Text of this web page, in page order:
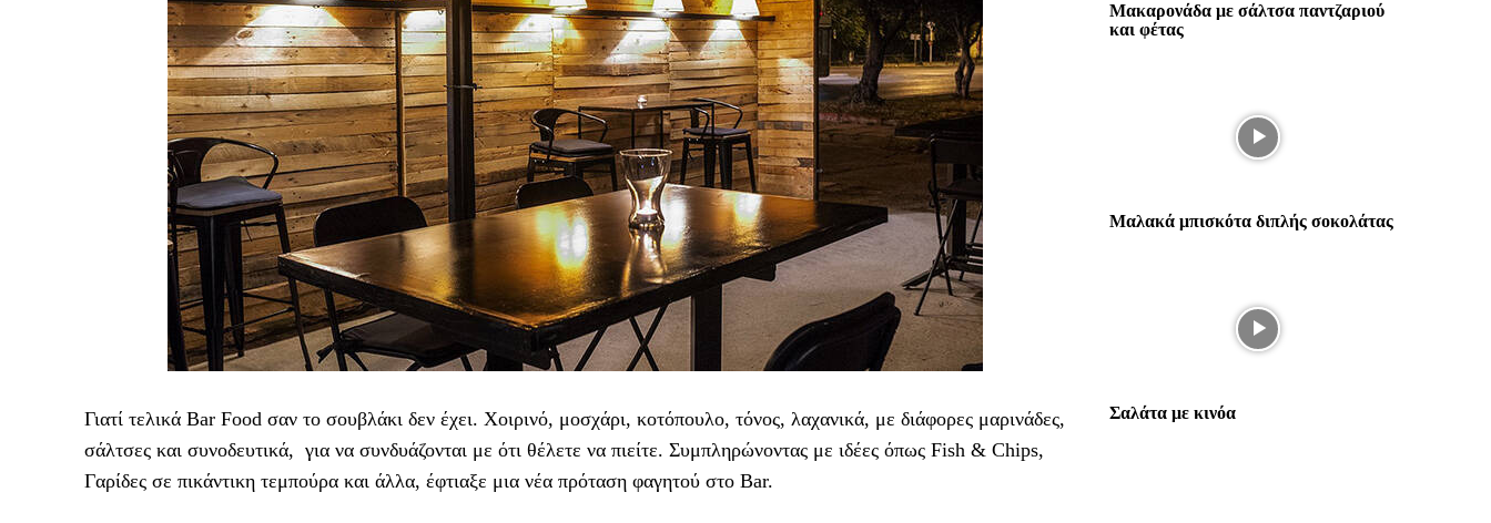
Γιατί τελικά Bar Food σαν το σουβλάκι δεν έχει. Χοιρινό, μοσχάρι, κοτόπουλο, τόνος, λαχανικά, με διάφορες μαρινάδες,
σάλτσες και συνοδευτικά, για να συνδυάζονται με ότι θέλετε να πιείτε. Συμπληρώνοντας με ιδέες όπως Fish & Chips,
Γαρίδες σε πικάντικη τεμπούρα και άλλα, έφτιαξε μια νέα πρόταση φαγητού στο Bar.
Μακαρονάδα με σάλτσα παντζαριού
και φέτας
Μαλακά μπισκότα διπλής σοκολάτας
Σαλάτα με κινόα